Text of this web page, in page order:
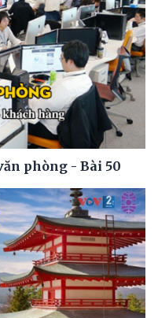
phòng - Bài 50